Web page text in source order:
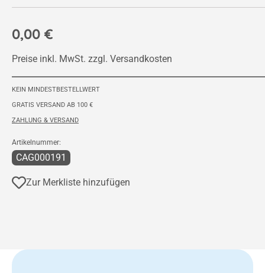
0,00 €
Preise inkl. MwSt. zzgl. Versandkosten
KEIN MINDESTBESTELLWERT
GRATIS VERSAND AB 100 €
ZAHLUNG & VERSAND
Artikelnummer:
CAG000191
Zur Merkliste hinzufügen